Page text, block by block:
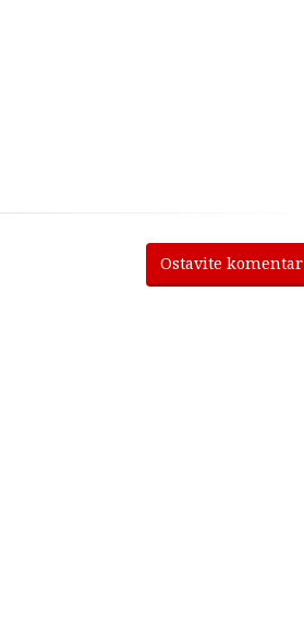
Ostavite komentar